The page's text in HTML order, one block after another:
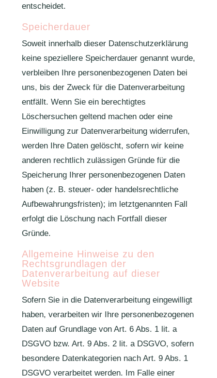
entscheidet.
Speicherdauer
Soweit innerhalb dieser Datenschutzerklärung
keine speziellere Speicherdauer genannt wurde,
verbleiben Ihre personenbezogenen Daten bei
uns, bis der Zweck für die Datenverarbeitung
entfällt. Wenn Sie ein berechtigtes
Löschersuchen geltend machen oder eine
Einwilligung zur Datenverarbeitung widerrufen,
werden Ihre Daten gelöscht, sofern wir keine
anderen rechtlich zulässigen Gründe für die
Speicherung Ihrer personenbezogenen Daten
haben (z. B. steuer- oder handelsrechtliche
Aufbewahrungsfristen); im letztgenannten Fall
erfolgt die Löschung nach Fortfall dieser
Gründe.
Allgemeine Hinweise zu den
Rechtsgrundlagen der
Datenverarbeitung auf dieser
Website
Sofern Sie in die Datenverarbeitung eingewilligt
haben, verarbeiten wir Ihre personenbezogenen
Daten auf Grundlage von Art. 6 Abs. 1 lit. a
DSGVO bzw. Art. 9 Abs. 2 lit. a DSGVO, sofern
besondere Datenkategorien nach Art. 9 Abs. 1
DSGVO verarbeitet werden. Im Falle einer